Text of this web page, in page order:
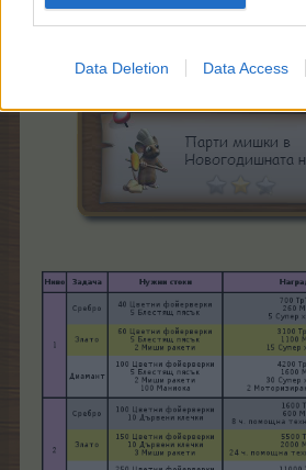
Data Deletion Data Access
задача: